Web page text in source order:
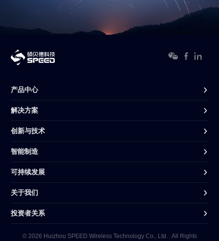
产品中心
解决方案
创新与技术
智能制造
可持续发展
关于我们
投资者关系
© 2026 Huizhou SPEED Wireless Technology Co., Ltd. . All Rights